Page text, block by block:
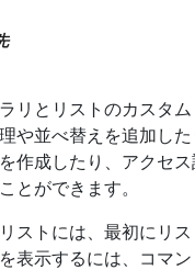
リとリストのカスタ
や並べ替えを追加し
作成したり、アクセ
とができます。
ストには、最初にリ
表示するには、コマ